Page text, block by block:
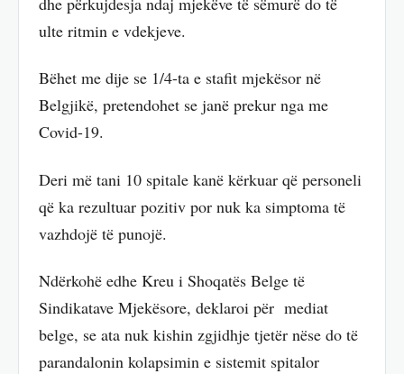
ulte ritmin e vdekjeve.
Bëhet me dije se 1/4-ta e stafit mjekësor në
Belgjikë, pretendohet se janë prekur nga me
Covid-19.
Deri më tani 10 spitale kanë kërkuar që personeli
që ka rezultuar pozitiv por nuk ka simptoma të
vazhdojë të punojë.
Ndërkohë edhe Kreu i Shoqatës Belge të
Sindikatave Mjekësore, deklaroi për mediat
belge, se ata nuk kishin zgjidhje tjetër nëse do të
parandalonin kolapsimin e sistemit spitalor